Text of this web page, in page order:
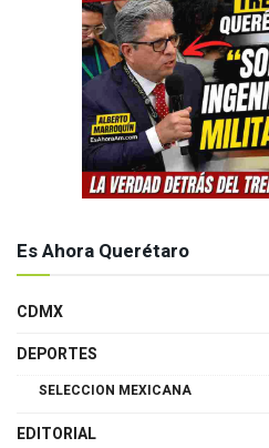
Es Ahora Querétaro
CDMX
DEPORTES
SELECCION MEXICANA
EDITORIAL